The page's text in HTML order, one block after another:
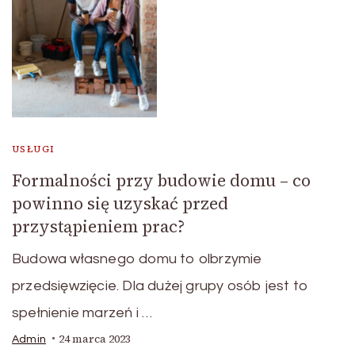
USŁUGI
Formalności przy budowie domu – co
powinno się uzyskać przed
przystąpieniem prac?
Budowa własnego domu to olbrzymie
przedsięwzięcie. Dla dużej grupy osób jest to
spełnienie marzeń i …
Admin 24 marca 2023